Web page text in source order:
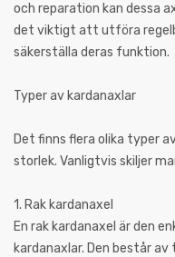
och reparation kan dessa
det viktigt att utföra
säkerställa deras funktion.
Typer av kardanaxlar
Det finns flera olika typer
storlek. Vanligtvis skiljer
1. Rak kardanaxel
En rak kardanaxel är den
kardanaxlar. Den består